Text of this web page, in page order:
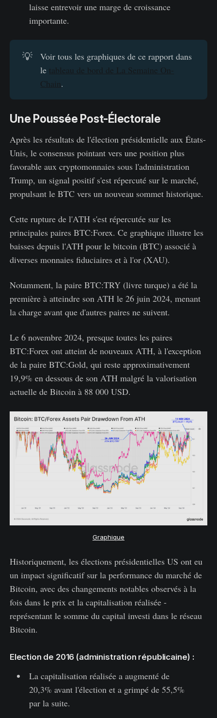
laisse entrevoir une marge de croissance
importante.
💡
Voir tous les graphiques de ce rapport dans
le tableau de bord de La Semaine On-
Chain.
Une Poussée Post-Électorale
Après les résultats de l'élection présidentielle aux États-
Unis, le consensus pointant vers une position plus
favorable aux cryptomonnaies sous l'administration
Trump, un signal positif s'est répercuté sur le marché,
propulsant le BTC vers un nouveau sommet historique.
Cette rupture de l'ATH s'est répercutée sur les
principales paires BTC:Forex. Ce graphique illustre les
baisses depuis l'ATH pour le bitcoin (BTC) associé à
diverses monnaies fiduciaires et à l'or (XAU).
Notamment, la paire BTC:TRY (livre turque) a été la
première à atteindre son ATH le 26 juin 2024, menant
la charge avant que d'autres paires ne suivent.
Le 6 novembre 2024, presque toutes les paires
BTC:Forex ont atteint de nouveaux ATH, à l'exception
de la paire BTC:Gold, qui reste approximativement
19,9% en dessous de son ATH malgré la valorisation
actuelle de Bitcoin à 88 000 USD.
Graphique
Historiquement, les élections présidentielles US ont eu
un impact significatif sur la performance du marché de
Bitcoin, avec des changements notables observés à la
fois dans le prix et la capitalisation réalisée -
représentant le somme du capital investi dans le réseau
Bitcoin.
Election de 2016 (administration républicaine) :
La capitalisation réalisée a augmenté de
20,3% avant l'élection et a grimpé de 55,5%
par la suite.